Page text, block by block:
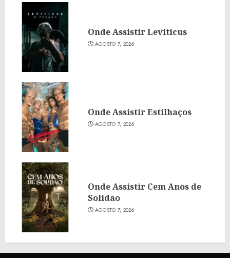
Onde Assistir Leviticus
AGOSTO 7, 2026
Onde Assistir Estilhaços
AGOSTO 7, 2026
Onde Assistir Cem Anos de
Solidão
AGOSTO 7, 2026